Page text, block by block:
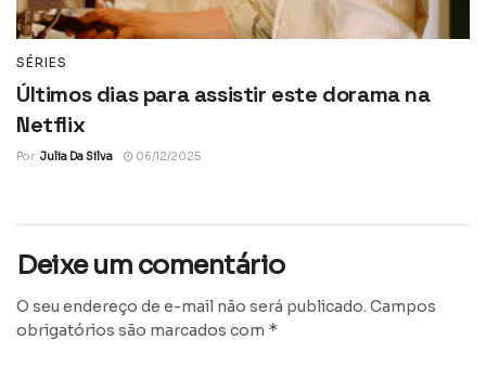
SÉRIES
Últimos dias para assistir este dorama na
Netflix
Por Julia Da Silva 06/12/2025
Deixe um comentário
O seu endereço de e-mail não será publicado. Campos
obrigatórios são marcados com *